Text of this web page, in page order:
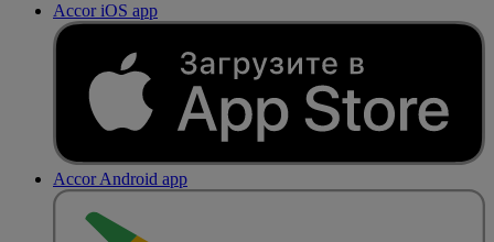
Accor iOS app
Accor Android app